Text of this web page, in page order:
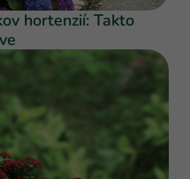
hortenzií: Takto